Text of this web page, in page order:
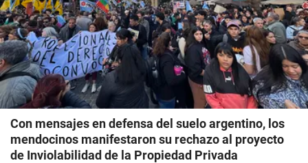
Con mensajes en defensa del suelo argentino, los
mendocinos manifestaron su rechazo al proyecto
de Inviolabilidad de la Propiedad Privada